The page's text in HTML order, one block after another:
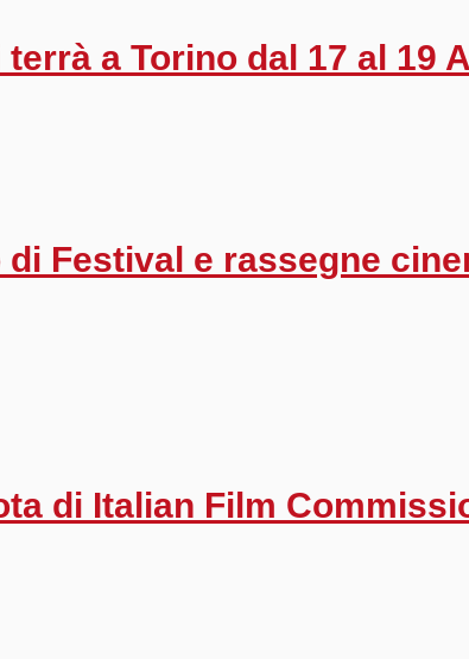
a Torino dal 17 al 19
Festival e rassegne
di Italian Film